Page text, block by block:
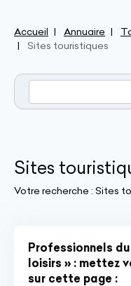
Accueil Annuaire
Sites touristiques
Sites
Votre recherche : Sites
Professionnels
loisirs » : mettez
sur cette page :